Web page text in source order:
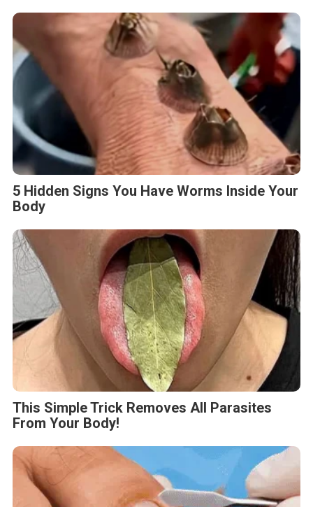
5 Hidden Signs You Have Worms Inside Your
Body
This Simple Trick Removes All Parasites
From Your Body!